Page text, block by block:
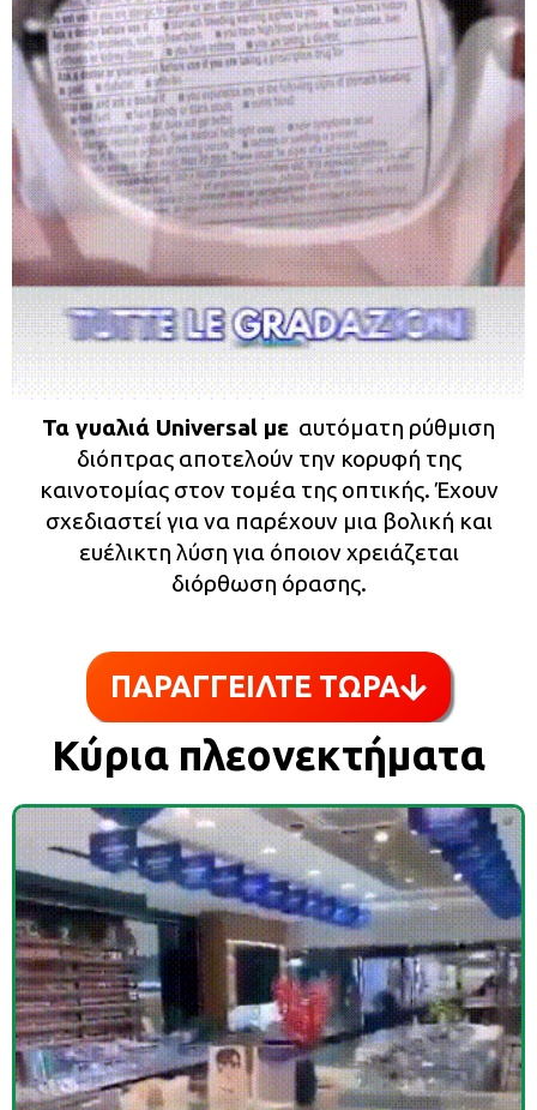
Τα γυαλιά Universal με αυτόματη ρύθμιση
διόπτρας αποτελούν την κορυφή της
καινοτομίας στον τομέα της οπτικής. Έχουν
σχεδιαστεί για να παρέχουν μια βολική και
ευέλικτη λύση για όποιον χρειάζεται
διόρθωση όρασης.
ΠΑΡΑΓΓΕΙΛΤΕ ΤΩΡΑ
Κύρια πλεονεκτήματα